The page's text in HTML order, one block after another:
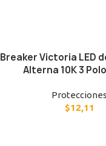
Breaker Victoria LED
Alterna 10K 3
Protecciones
$12,11